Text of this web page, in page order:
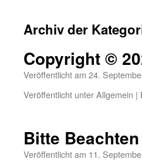
Archiv der
Copyright ©
Veröffentlicht am 24.
Veröffentlicht unterAllgemein |
Bitte
Veröffentlicht am 11.